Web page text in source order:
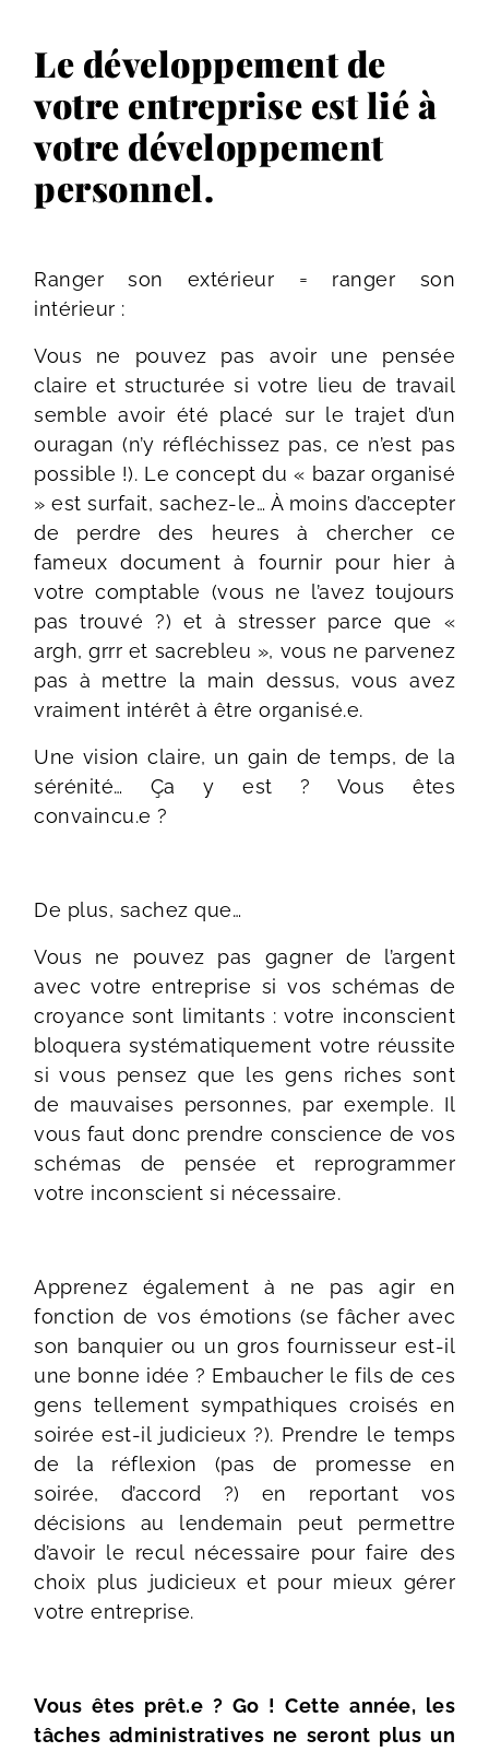
Le développement de
votre entreprise est lié à
votre développement
personnel.
Ranger son extérieur = ranger son
intérieur :
Vous ne pouvez pas avoir une pensée
claire et structurée si votre lieu de travail
semble avoir été placé sur le trajet d’un
ouragan (n’y réfléchissez pas, ce n’est pas
possible !). Le concept du « bazar organisé
» est surfait, sachez-le… À moins d’accepter
de perdre des heures à chercher ce
fameux document à fournir pour hier à
votre comptable (vous ne l’avez toujours
pas trouvé ?) et à stresser parce que «
argh, grrr et sacrebleu », vous ne parvenez
pas à mettre la main dessus, vous avez
vraiment intérêt à être organisé.e.
Une vision claire, un gain de temps, de la
sérénité… Ça y est ? Vous êtes
convaincu.e ?
De plus, sachez que…
Vous ne pouvez pas gagner de l’argent
avec votre entreprise si vos schémas de
croyance sont limitants : votre inconscient
bloquera systématiquement votre réussite
si vous pensez que les gens riches sont
de mauvaises personnes, par exemple. Il
vous faut donc prendre conscience de vos
schémas de pensée et reprogrammer
votre inconscient si nécessaire.
Apprenez également à ne pas agir en
fonction de vos émotions (se fâcher avec
son banquier ou un gros fournisseur est-il
une bonne idée ? Embaucher le fils de ces
gens tellement sympathiques croisés en
soirée est-il judicieux ?). Prendre le temps
de la réflexion (pas de promesse en
soirée, d’accord ?) en reportant vos
décisions au lendemain peut permettre
d’avoir le recul nécessaire pour faire des
choix plus judicieux et pour mieux gérer
votre entreprise.
Vous êtes prêt.e ? Go ! Cette année, les
tâches administratives ne seront plus un